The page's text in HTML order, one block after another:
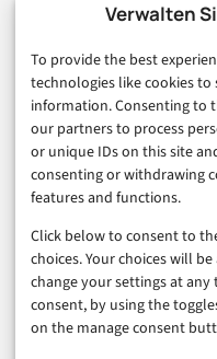
Verwalten
To provide the best
technologies like cookies to
information. Consenting to
our partners to process
or unique IDs on this site
consenting or withdrawing
features and functions.
Click below to consent to
choices. Your choices will
change your settings at
consent, by using the
on the manage consent
Fazit:
aber mit
Notino kann online
zur Bestellung passt.
dem Bezahlen:
Kundenkonto und
dem schnellen Online-